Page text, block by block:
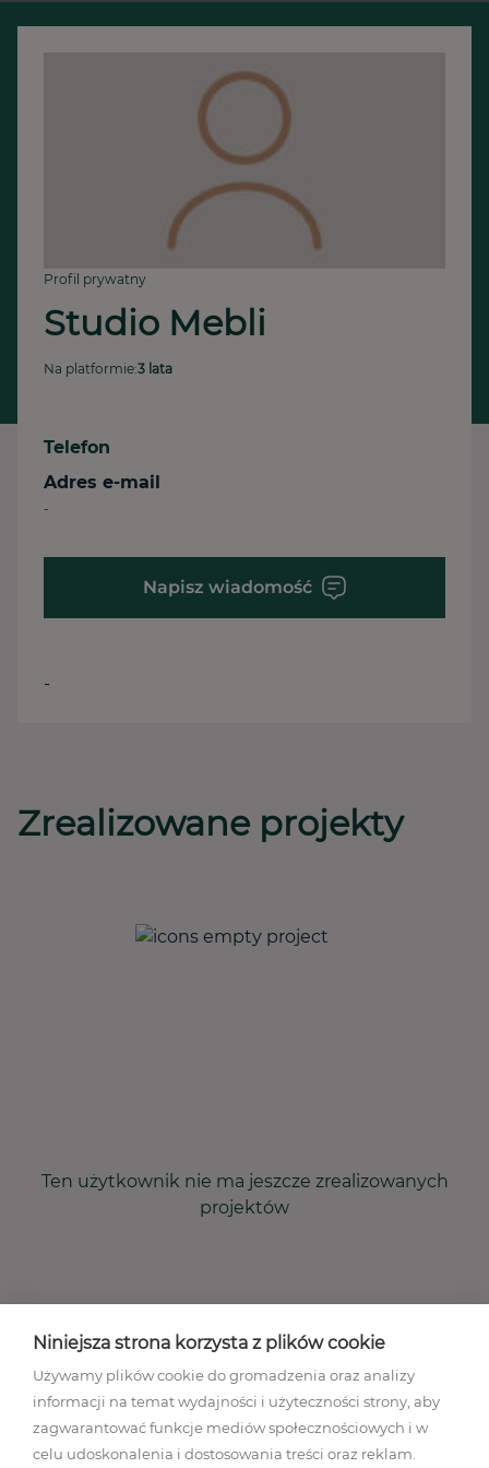
Profil prywatny
Studio Mebli
Na platformie:3 lata
Telefon
Adres e-mail
-
Napisz wiadomość
-
Zrealizowane projekty
Ten użytkownik nie ma jeszcze zrealizowanych
projektów
Niniejsza strona korzysta z plików cookie
Używamy plików cookie do gromadzenia oraz analizy
informacji na temat wydajności i użyteczności strony, aby
zagwarantować funkcje mediów społecznościowych i w
celu udoskonalenia i dostosowania treści oraz reklam.